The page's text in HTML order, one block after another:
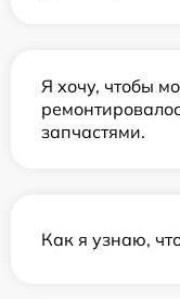
Я хочу, чтобы
запчастями.
Как я узнаю,